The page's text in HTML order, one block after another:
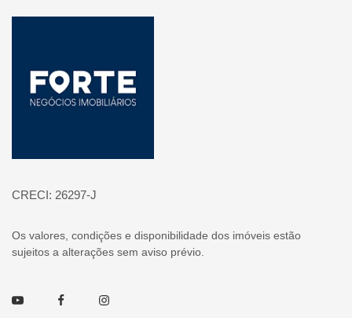
CRECI: 26297-J
Os valores, condições e disponibilidade dos imóveis estão
sujeitos a alterações sem aviso prévio.
Youtube FacebookInstagram